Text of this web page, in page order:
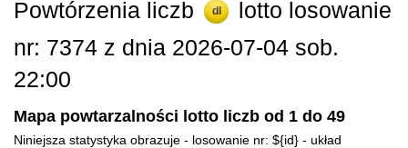
Powtórzenia liczb dl
lotto losowanie
nr: 7374 z dnia 2026-07-04 sob.
22:00
Mapa powtarzalności lotto liczb od 1 do 49
Niniejsza statystyka obrazuje - losowanie nr: ${id} - układ